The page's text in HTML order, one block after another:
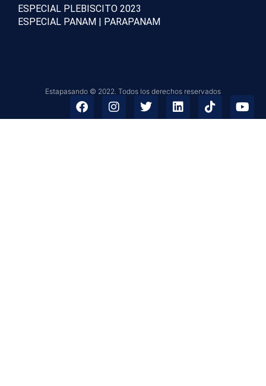
ESPECIAL PLEBISCITO 2023
ESPECIAL PANAM | PARAPANAM
Estapasando © 2022. Todos los derechos reservados